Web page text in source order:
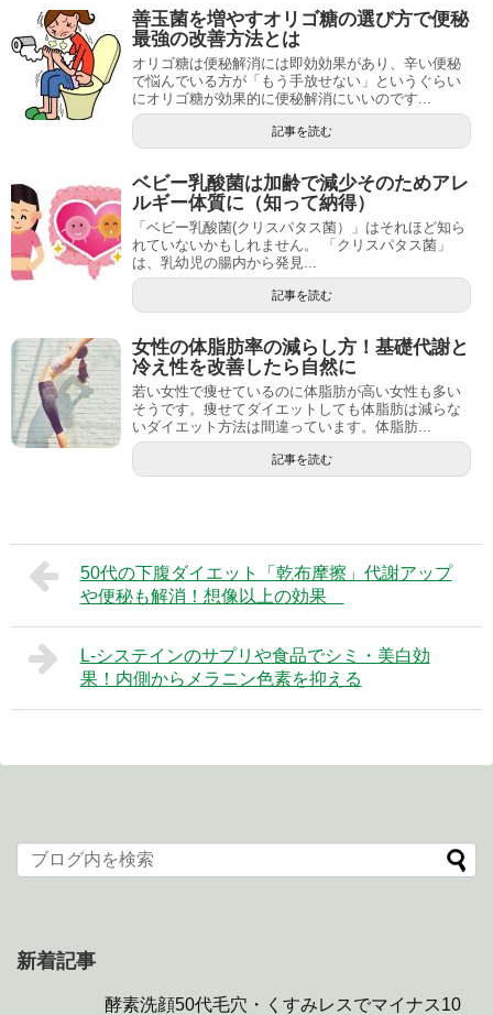
善玉菌を増やすオリゴ糖の選び方で便秘
最強の改善方法とは
オリゴ糖は便秘解消には即効効果があり、辛い便秘
で悩んでいる方が「もう手放せない」というぐらい
にオリゴ糖が効果的に便秘解消にいいのです...
記事を読む
ベビー乳酸菌は加齢で減少そのためアレ
ルギー体質に（知って納得）
「ベビー乳酸菌(クリスパタス菌）」はそれほど知ら
れていないかもしれません。 「クリスパタス菌」
は、乳幼児の腸内から発見...
記事を読む
女性の体脂肪率の減らし方！基礎代謝と
冷え性を改善したら自然に
若い女性で痩せているのに体脂肪が高い女性も多い
そうです。痩せてダイエットしても体脂肪は減らな
いダイエット方法は間違っています。体脂肪...
記事を読む
50代の下腹ダイエット「乾布摩擦」代謝アップ
や便秘も解消！想像以上の効果
L-システインのサプリや食品でシミ・美白効
果！内側からメラニン色素を抑える
新着記事
酵素洗顔50代毛穴・くすみレスでマイナス10